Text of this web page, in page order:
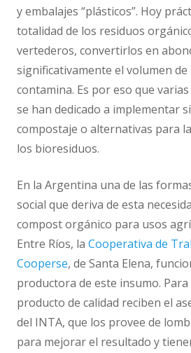
y embalajes “plásticos”. Hoy
totalidad de los residuos
vertederos, convertirlos en
significativamente el volumen de
contamina. Es por eso que
se han dedicado a implementar
compostaje o alternativas para
los bioresiduos.
En la Argentina una de las
social que deriva de esta
compost orgánico para usos
Entre Ríos, la Cooperativa de
Cooperse, de Santa Elena,
productora de este insumo.
producto de calidad reciben el
del INTA, que los provee de
para mejorar el resultado y